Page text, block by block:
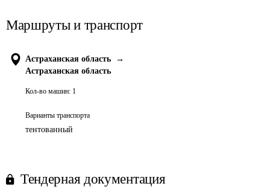
Маршруты и транспорт
Астраханская область
→
Астраханская область
Кол-во машин: 1
Варианты транспорта
тентованный
Тендерная документация